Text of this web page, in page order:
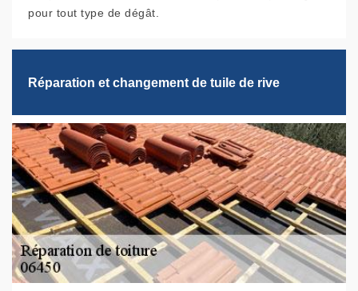
pour tout type de dégât.
Réparation et changement de tuile de rive